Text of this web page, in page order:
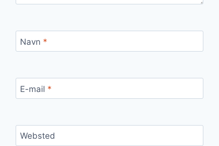
Navn *
E-mail *
Websted